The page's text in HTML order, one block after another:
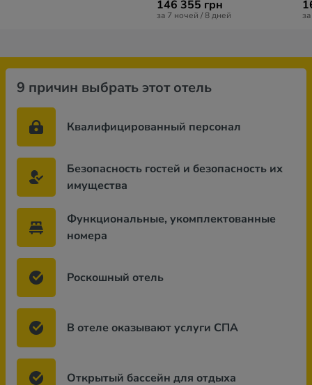
146 355 грн
за 7 ночей / 8 дней
9 причин выбрать этот отель
Квалифицированный персонал
Безопасность гостей и безопасность их
имущества
Функциональные, укомплектованные
номера
Роскошный отель
В отеле оказывают услуги СПА
Открытый бассейн для отдыха